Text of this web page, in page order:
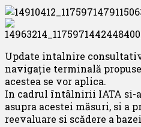
Update intalnire
navigație terminală
acestea se vor aplica.
In cadrul întâlnirii IATA si-
asupra acestei măsuri, si a
reevaluare si scădere a